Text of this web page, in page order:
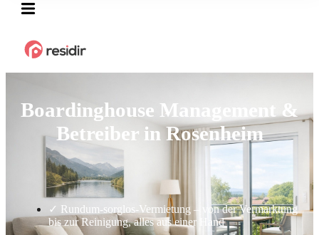
Boardinghouse Management &
Betreiber in Rosenheim
✓ Rundum-sorglos-Vermietung – von der Vermarktung
bis zur Reinigung, alles aus einer Hand